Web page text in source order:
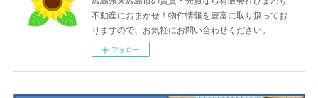
不動産におまかせ！物件情報を豊富に取り扱ってお
りますので、お気軽にお問い合わせください。
フォロー